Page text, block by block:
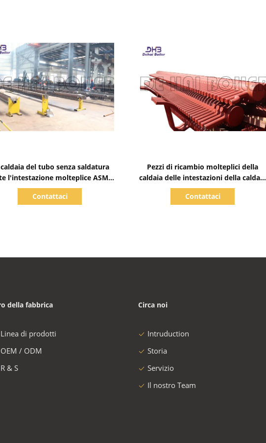
del tubo senza saldatura
l'intestazione molteplice ASME
O GB di distribuzione del vapore
Contattaci
Pezzi di ricambio molteplici della
caldaia delle intestazioni della caldaia
standard del acciaio al carbonio ASME
per la caldaia di Hrsg
Contattaci
della fabbrica
Linea di prodotti
OEM / ODM
R & S
Circa noi
Intruduction
Storia
Servizio
Il nostro Team